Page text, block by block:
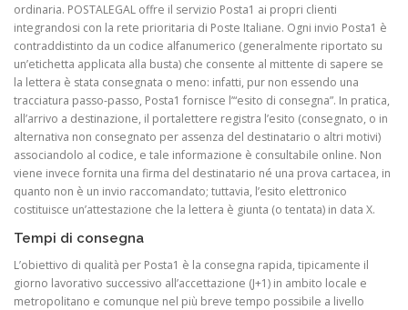
ordinaria. POSTALEGAL offre il servizio Posta1 ai propri clienti
integrandosi con la rete prioritaria di Poste Italiane. Ogni invio Posta1 è
contraddistinto da un codice alfanumerico (generalmente riportato su
un’etichetta applicata alla busta) che consente al mittente di sapere se
la lettera è stata consegnata o meno: infatti, pur non essendo una
tracciatura passo-passo, Posta1 fornisce l’“esito di consegna”. In pratica,
all’arrivo a destinazione, il portalettere registra l’esito (consegnato, o in
alternativa non consegnato per assenza del destinatario o altri motivi)
associandolo al codice, e tale informazione è consultabile online. Non
viene invece fornita una firma del destinatario né una prova cartacea, in
quanto non è un invio raccomandato; tuttavia, l’esito elettronico
costituisce un’attestazione che la lettera è giunta (o tentata) in data X.
Tempi di consegna
L’obiettivo di qualità per Posta1 è la consegna rapida, tipicamente il
giorno lavorativo successivo all’accettazione (J+1) in ambito locale e
metropolitano e comunque nel più breve tempo possibile a livello